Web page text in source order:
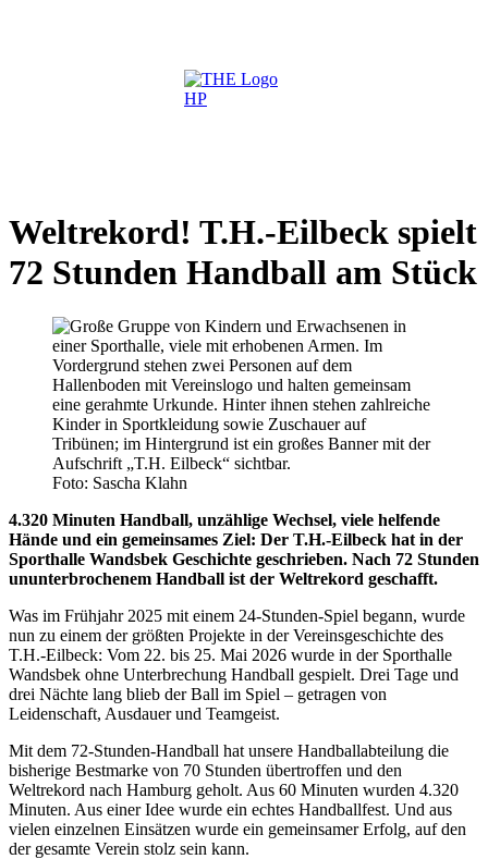
Weltrekord! T.H.-Eilbeck spielt
72 Stunden Handball am Stück
Foto: Sascha Klahn
4.320 Minuten Handball, unzählige Wechsel, viele helfende
Hände und ein gemeinsames Ziel: Der T.H.-Eilbeck hat in der
Sporthalle Wandsbek Geschichte geschrieben. Nach 72 Stunden
ununterbrochenem Handball ist der Weltrekord geschafft.
Was im Frühjahr 2025 mit einem 24-Stunden-Spiel begann, wurde
nun zu einem der größten Projekte in der Vereinsgeschichte des
T.H.-Eilbeck: Vom 22. bis 25. Mai 2026 wurde in der Sporthalle
Wandsbek ohne Unterbrechung Handball gespielt. Drei Tage und
drei Nächte lang blieb der Ball im Spiel – getragen von
Leidenschaft, Ausdauer und Teamgeist.
Mit dem 72-Stunden-Handball hat unsere Handballabteilung die
bisherige Bestmarke von 70 Stunden übertroffen und den
Weltrekord nach Hamburg geholt. Aus 60 Minuten wurden 4.320
Minuten. Aus einer Idee wurde ein echtes Handballfest. Und aus
vielen einzelnen Einsätzen wurde ein gemeinsamer Erfolg, auf den
der gesamte Verein stolz sein kann.